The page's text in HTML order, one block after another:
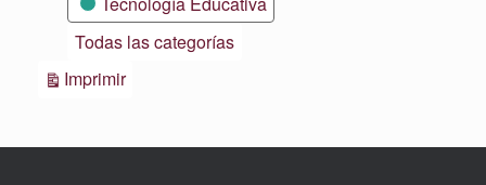
Todas las categorías
ImprimirVistas